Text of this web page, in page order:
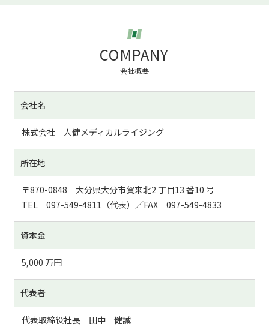
COMPANY
会社概要
会社名
株式会社 人健メディカルライジング
所在地
〒870-0848 大分県大分市賀来北2 丁目13 番10 号
TEL 097-549-4811（代表）／FAX 097-549-4833
資本金
5,000 万円
代表者
代表取締役社長 田中 健誠